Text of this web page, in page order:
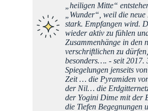
„heiligen Mitte“
„Wunder“, weil die
stark. Empfangen wird.
wieder aktiv zu fühlen
Zusammenhänge in den
verschriftlichen zu
besonders…. - seit 2017.
Spiegelungen jenseits
Zeit … die Pyramiden
der Nil… die
der Yogini Dime mit der
die Tiefen Begegnungen